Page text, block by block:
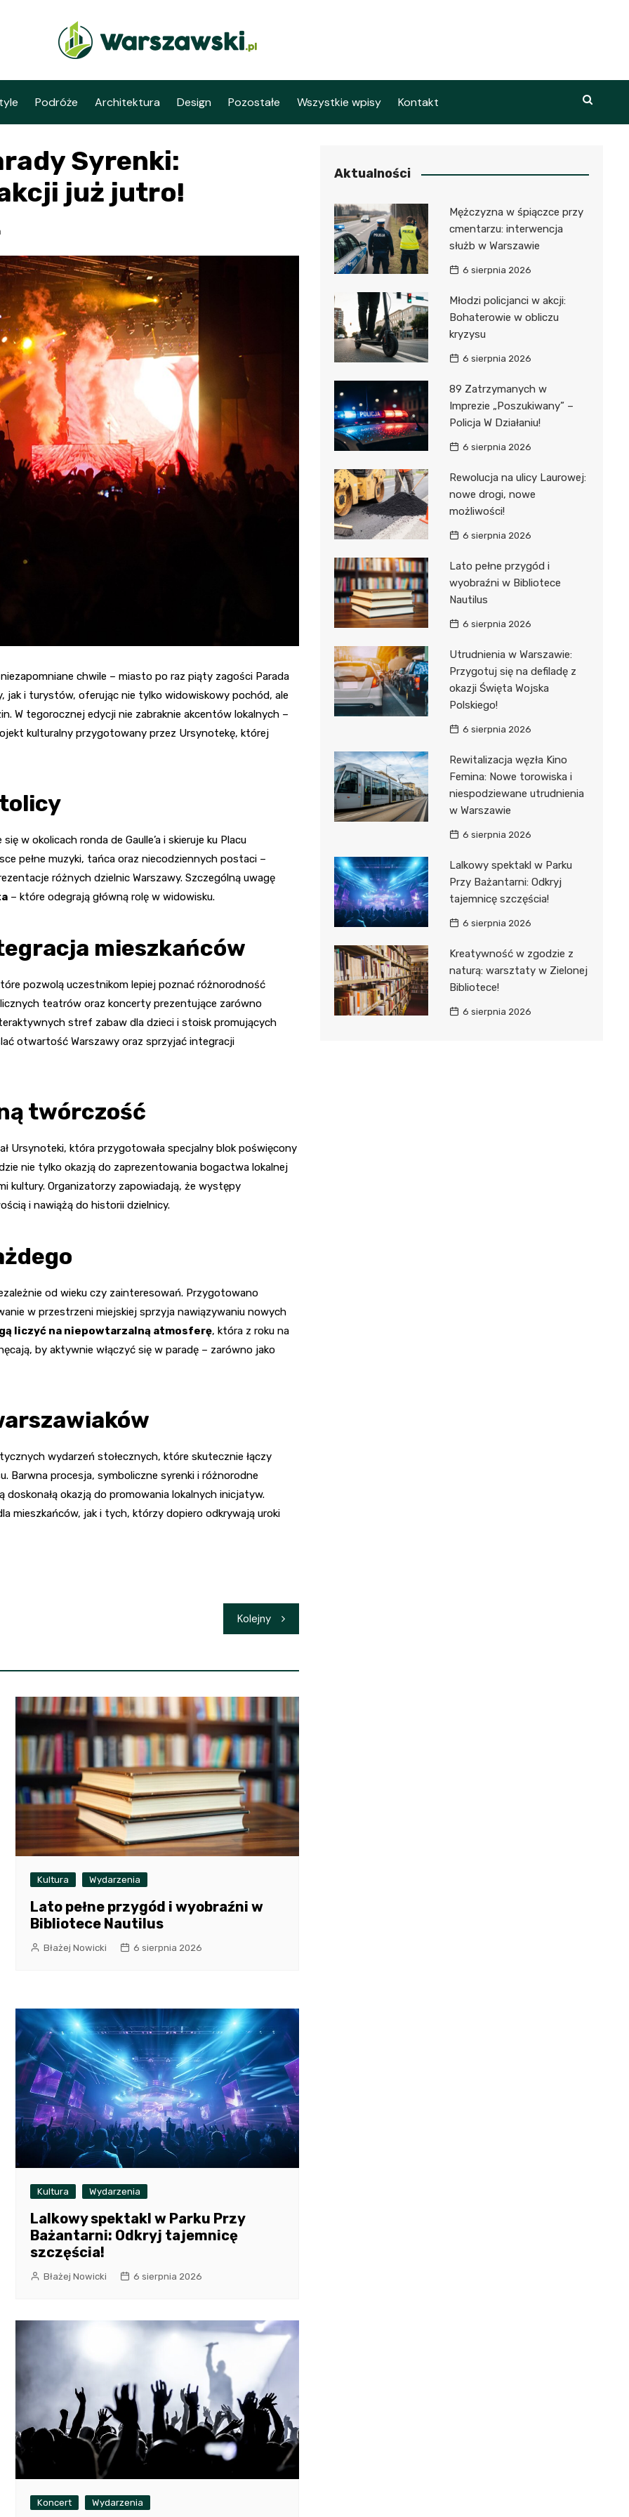
Podróże Architektura Design Pozostałe Wszystkie wpisy Kontakt
Syrenki:
już jutro!
chwile – miasto po raz piąty zagości Parada
jak i turystów, oferując nie tylko widowiskowy pochód, ale
W tegorocznej edycji nie zabraknie akcentów lokalnych –
kulturalny przygotowany przez Ursynotekę, której
w okolicach ronda de Gaulle’a i skieruje ku Placu
pełne muzyki, tańca oraz niecodziennych postaci –
różnych dzielnic Warszawy. Szczególną uwagę
– które odegrają główną rolę w widowisku.
mieszkańców
pozwolą uczestnikom lepiej poznać różnorodność
teatrów oraz koncerty prezentujące zarówno
stref zabaw dla dzieci i stoisk promujących
otwartość Warszawy oraz sprzyjać integracji
twórczość
Ursynoteki, która przygotowała specjalny blok poświęcony
nie tylko okazją do zaprezentowania bogactwa lokalnej
kultury. Organizatorzy zapowiadają, że występy
i nawiążą do historii dzielnicy.
od wieku czy zainteresowań. Przygotowano
w przestrzeni miejskiej sprzyja nawiązywaniu nowych
liczyć na niepowtarzalną atmosferę, która z roku na
by aktywnie włączyć się w paradę – zarówno jako
wydarzeń stołecznych, które skutecznie łączy
Barwna procesja, symboliczne syrenki i różnorodne
okazją do promowania lokalnych inicjatyw.
mieszkańców, jak i tych, którzy dopiero odkrywają uroki
Kolejny
Kultura Wydarzenia
Lato pełne przygód i wyobraźni w
Bibliotece Nautilus
Błażej Nowicki 6 sierpnia 2026
Kultura Wydarzenia
Lalkowy spektakl w Parku Przy
Bażantarni: Odkryj tajemnicę
szczęścia!
Błażej Nowicki 6 sierpnia 2026
Koncert Wydarzenia
Aktualności
Mężczyzna w śpiączce przy
cmentarzu: interwencja
służb w Warszawie
6 sierpnia 2026
Młodzi policjanci w akcji:
Bohaterowie w obliczu
kryzysu
6 sierpnia 2026
89 Zatrzymanych w
Imprezie „Poszukiwany” –
Policja W Działaniu!
6 sierpnia 2026
Rewolucja na ulicy Laurowej:
nowe drogi, nowe
możliwości!
6 sierpnia 2026
Lato pełne przygód i
wyobraźni w Bibliotece
Nautilus
6 sierpnia 2026
Utrudnienia w Warszawie:
Przygotuj się na defiladę z
okazji Święta Wojska
Polskiego!
6 sierpnia 2026
Rewitalizacja węzła Kino
Femina: Nowe torowiska i
niespodziewane utrudnienia
w Warszawie
6 sierpnia 2026
Lalkowy spektakl w Parku
Przy Bażantarni: Odkryj
tajemnicę szczęścia!
6 sierpnia 2026
Kreatywność w zgodzie z
naturą: warsztaty w Zielonej
Bibliotece!
6 sierpnia 2026